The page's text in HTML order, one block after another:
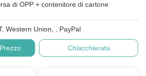
di OPP + contenitore di cartone
Western Union, , PayPal
Chiacchierata